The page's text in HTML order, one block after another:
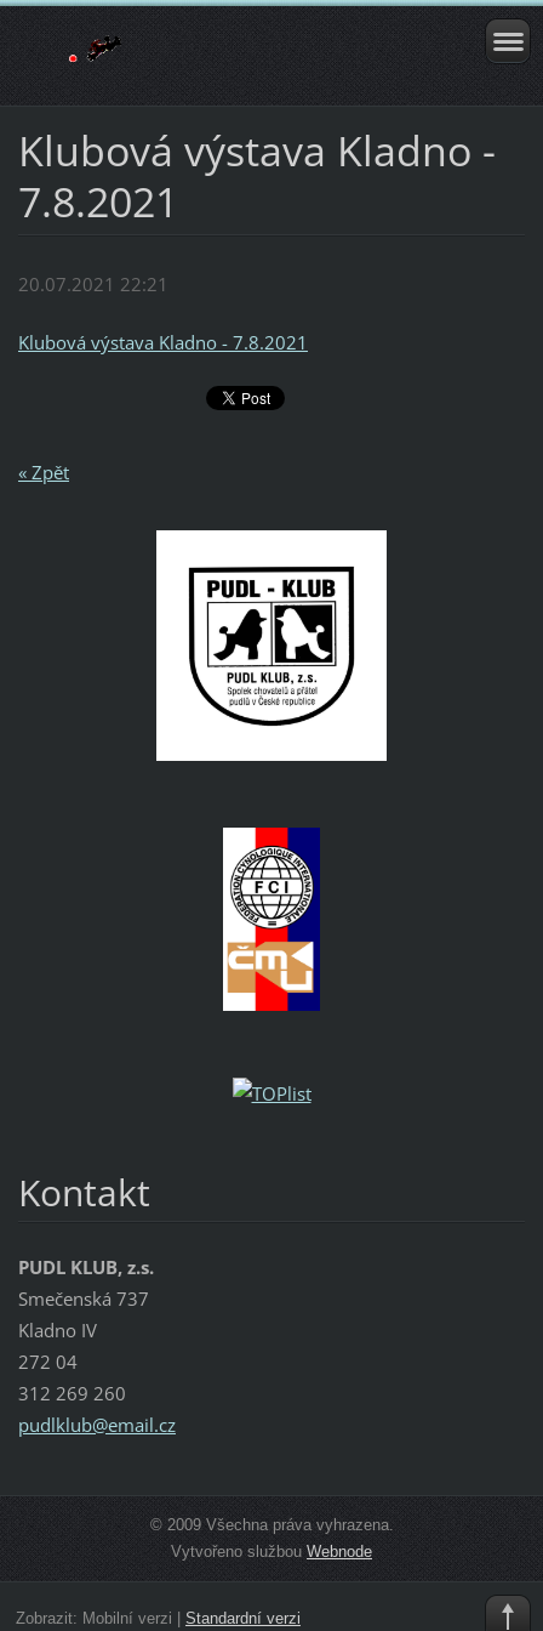
Klubová výstava Kladno -
7.8.2021
20.07.2021 22:21
Klubová výstava Kladno - 7.8.2021
« Zpět
Kontakt
PUDL KLUB, z.s.
Smečenská 737
Kladno IV
272 04
312 269 260
pudlklub@email.cz
© 2009 Všechna práva vyhrazena.
Vytvořeno službouWebnode
Zobrazit: Mobilní verzi Standardní verzi